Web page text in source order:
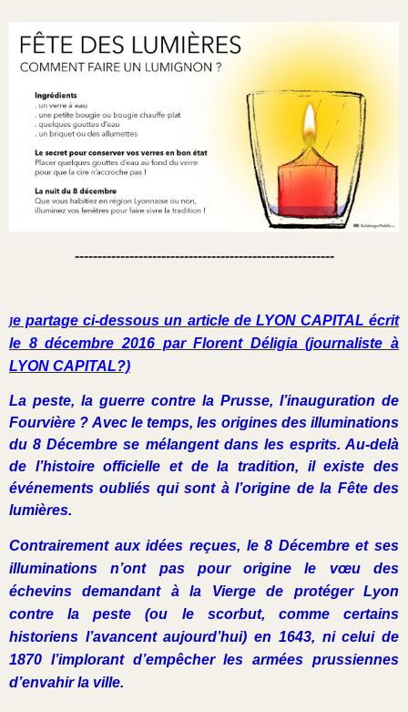
---------------------------------------------------------
Je partage ci-dessous un article de LYON CAPITAL écrit
le 8 décembre 2016 par Florent Déligia (journaliste à
LYON CAPITAL?)
La peste, la guerre contre la Prusse, l’inauguration de
Fourvière ? Avec le temps, les origines des illuminations
du 8 Décembre se mélangent dans les esprits. Au-delà
de l’histoire officielle et de la tradition, il existe des
événements oubliés qui sont à l’origine de la Fête des
lumières.
Contrairement aux idées reçues, le 8 Décembre et ses
illuminations n’ont pas pour origine le vœu des
échevins demandant à la Vierge de protéger Lyon
contre la peste (ou le scorbut, comme certains
historiens l’avancent aujourd’hui) en 1643, ni celui de
1870 l’implorant d’empêcher les armées prussiennes
d’envahir la ville.